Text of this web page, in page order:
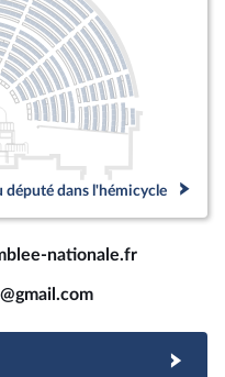
député dans l'hémicycle
nationale.fr